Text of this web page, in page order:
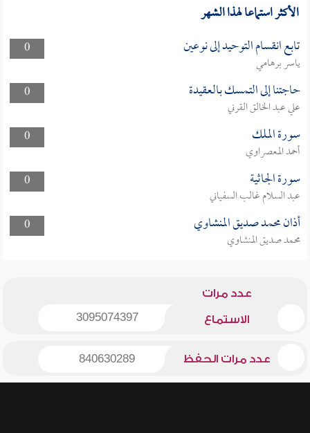
الأكثر استماعا لهذا الشهر
0 تابع انقسام التوحيد إلى نوعين
ياسر برهامي
0
حاجتنا إلى التمسك بالعقيدة
علي عبد الخالق القرني
0
سورة الملك
أحمد المعصراوي
0
سورة الجاثية
عبد السلام غالب السفياني
0
أذان محمد صديق المنشاوي
محمد صديق المنشاوي
عدد مرات
الاستماع 3095074397
عدد مرات الحفظ 840630289